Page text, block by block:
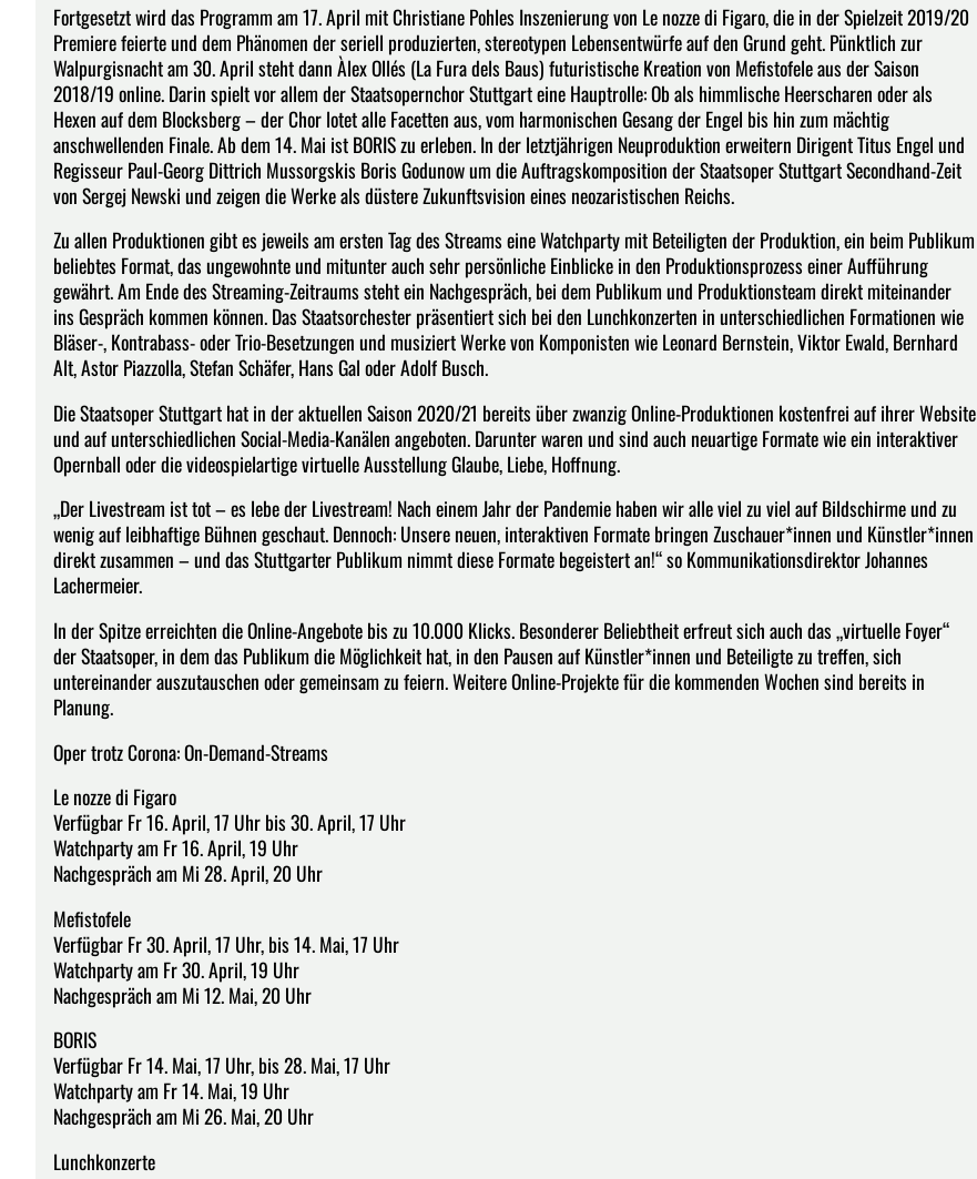
Fortgesetzt wird das Programm am 17. April mit Christiane Pohles Inszenierung von Le nozze di Figaro, die in der Spielzeit 2019/20
Premiere feierte und dem Phänomen der seriell produzierten, stereotypen Lebensentwürfe auf den Grund geht. Pünktlich zur
Walpurgisnacht am 30. April steht dann Àlex Ollés (La Fura dels Baus) futuristische Kreation von Mefistofele aus der Saison
2018/19 online. Darin spielt vor allem der Staatsopernchor Stuttgart eine Hauptrolle: Ob als himmlische Heerscharen oder als
Hexen auf dem Blocksberg – der Chor lotet alle Facetten aus, vom harmonischen Gesang der Engel bis hin zum mächtig
anschwellenden Finale. Ab dem 14. Mai ist BORIS zu erleben. In der letztjährigen Neuproduktion erweitern Dirigent Titus Engel und
Regisseur Paul-Georg Dittrich Mussorgskis Boris Godunow um die Auftragskomposition der Staatsoper Stuttgart Secondhand-Zeit
von Sergej Newski und zeigen die Werke als düstere Zukunftsvision eines neozaristischen Reichs.
Zu allen Produktionen gibt es jeweils am ersten Tag des Streams eine Watchparty mit Beteiligten der Produktion, ein beim Publikum
beliebtes Format, das ungewohnte und mitunter auch sehr persönliche Einblicke in den Produktionsprozess einer Aufführung
gewährt. Am Ende des Streaming-Zeitraums steht ein Nachgespräch, bei dem Publikum und Produktionsteam direkt miteinander
ins Gespräch kommen können. Das Staatsorchester präsentiert sich bei den Lunchkonzerten in unterschiedlichen Formationen wie
Bläser-, Kontrabass- oder Trio-Besetzungen und musiziert Werke von Komponisten wie Leonard Bernstein, Viktor Ewald, Bernhard
Alt, Astor Piazzolla, Stefan Schäfer, Hans Gal oder Adolf Busch.
Die Staatsoper Stuttgart hat in der aktuellen Saison 2020/21 bereits über zwanzig Online-Produktionen kostenfrei auf ihrer Website
und auf unterschiedlichen Social-Media-Kanälen angeboten. Darunter waren und sind auch neuartige Formate wie ein interaktiver
Opernball oder die videospielartige virtuelle Ausstellung Glaube, Liebe, Hoffnung.
„Der Livestream ist tot – es lebe der Livestream! Nach einem Jahr der Pandemie haben wir alle viel zu viel auf Bildschirme und zu
wenig auf leibhaftige Bühnen geschaut. Dennoch: Unsere neuen, interaktiven Formate bringen Zuschauer*innen und Künstler*innen
direkt zusammen – und das Stuttgarter Publikum nimmt diese Formate begeistert an!“ so Kommunikationsdirektor Johannes
Lachermeier.
In der Spitze erreichten die Online-Angebote bis zu 10.000 Klicks. Besonderer Beliebtheit erfreut sich auch das „virtuelle Foyer“
der Staatsoper, in dem das Publikum die Möglichkeit hat, in den Pausen auf Künstler*innen und Beteiligte zu treffen, sich
untereinander auszutauschen oder gemeinsam zu feiern. Weitere Online-Projekte für die kommenden Wochen sind bereits in
Planung.
Oper trotz Corona: On-Demand-Streams
Le nozze di Figaro
Verfügbar Fr 16. April, 17 Uhr bis 30. April, 17 Uhr
Watchparty am Fr 16. April, 19 Uhr
Nachgespräch am Mi 28. April, 20 Uhr
Mefistofele
Verfügbar Fr 30. April, 17 Uhr, bis 14. Mai, 17 Uhr
Watchparty am Fr 30. April, 19 Uhr
Nachgespräch am Mi 12. Mai, 20 Uhr
BORIS
Verfügbar Fr 14. Mai, 17 Uhr, bis 28. Mai, 17 Uhr
Watchparty am Fr 14. Mai, 19 Uhr
Nachgespräch am Mi 26. Mai, 20 Uhr
Lunchkonzerte